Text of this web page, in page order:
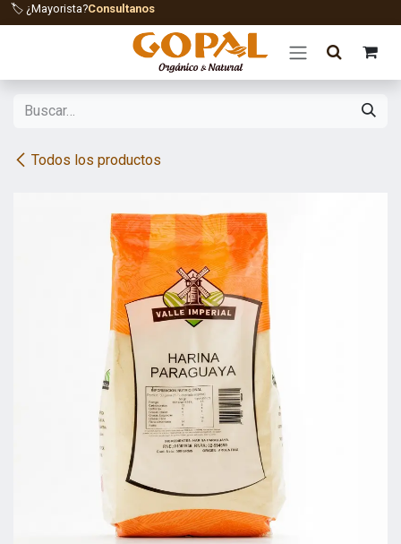
Ir al contenido
🏷️ ¿Mayorista?Consultanos
Todos los productos